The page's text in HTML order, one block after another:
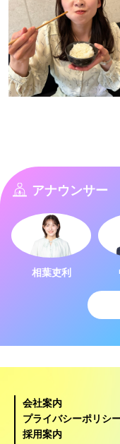
アナウンサー
相葉吏利
会社案内
プライバシーポリシ
採用案内